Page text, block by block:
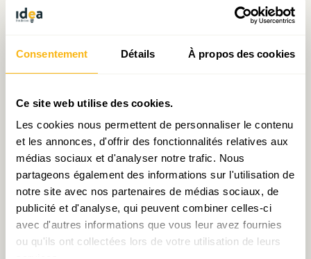
Consentement Détails À propos des cookies
Ce site web utilise des cookies.
Les cookies nous permettent de personnaliser le contenu
et les annonces, d'offrir des fonctionnalités relatives aux
médias sociaux et d'analyser notre trafic. Nous
partageons également des informations sur l'utilisation de
notre site avec nos partenaires de médias sociaux, de
publicité et d'analyse, qui peuvent combiner celles-ci
avec d'autres informations que vous leur avez fournies
ou qu'ils ont collectées lors de votre utilisation de leurs
sanitaire a eu pour conséquence une baisse des
émissions de GES de 17% en 2020. Les
émissions étaient sur une trajectoire de baisse
le pays aurait bien pu ne pas satisfaire ses
engagements pour 2020.
Un rebond des émissions de GES est attendu
pour 2021 et 2022, mais son ampleur dépendra
du scénario de la reprise et des effets de la taxe
CO2 qui pourrait rendre le diesel professionnel
moins compétitif par rapport aux pays voisins.